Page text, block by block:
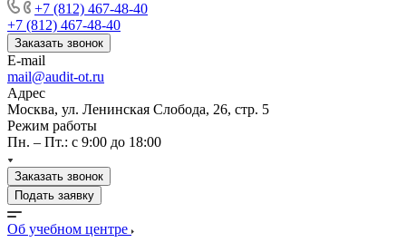
+7 (812) 467-48-40
+7 (812) 467-48-40
Заказать звонок
E-mail
mail@audit-ot.ru
Адрес
Москва, ул. Ленинская Слобода, 26, стр. 5
Режим работы
Пн. – Пт.: с 9:00 до 18:00
Заказать звонок
Подать заявку
Об учебном центре